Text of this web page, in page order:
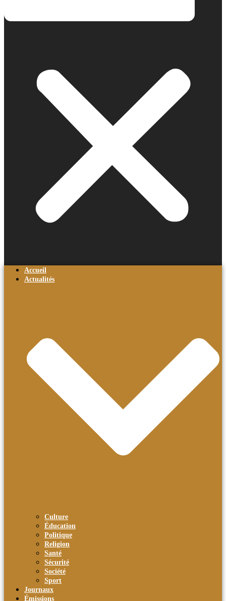
Accueil
Actualités
Culture
Éducation
Politique
Religion
Santé
Sécurité
Société
Sport
Journaux
Émissions